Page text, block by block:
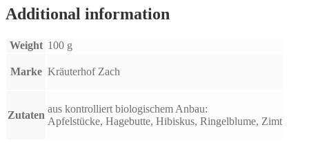
Additional information
Weight 100 g
Marke Kräuterhof Zach
Zutaten
aus kontrolliert biologischem Anbau:
Apfelstücke, Hagebutte, Hibiskus, Ringelblume, Zimt